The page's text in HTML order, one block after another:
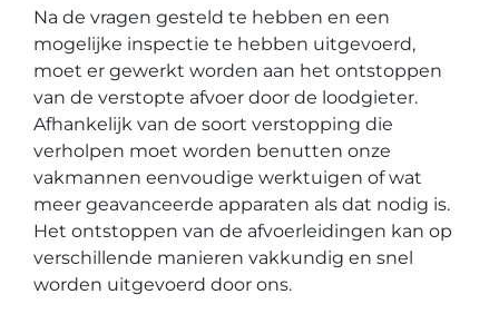
Na de vragen gesteld te hebben en een
mogelijke inspectie te hebben uitgevoerd,
moet er gewerkt worden aan het ontstoppen
van de verstopte afvoer door de loodgieter.
Afhankelijk van de soort verstopping die
verholpen moet worden benutten onze
vakmannen eenvoudige werktuigen of wat
meer geavanceerde apparaten als dat nodig is.
Het ontstoppen van de afvoerleidingen kan op
verschillende manieren vakkundig en snel
worden uitgevoerd door ons.